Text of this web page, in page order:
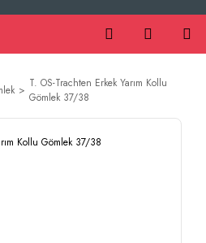
T. OS-Trachten Erkek Yarım Kollu
Gömlek 37/38